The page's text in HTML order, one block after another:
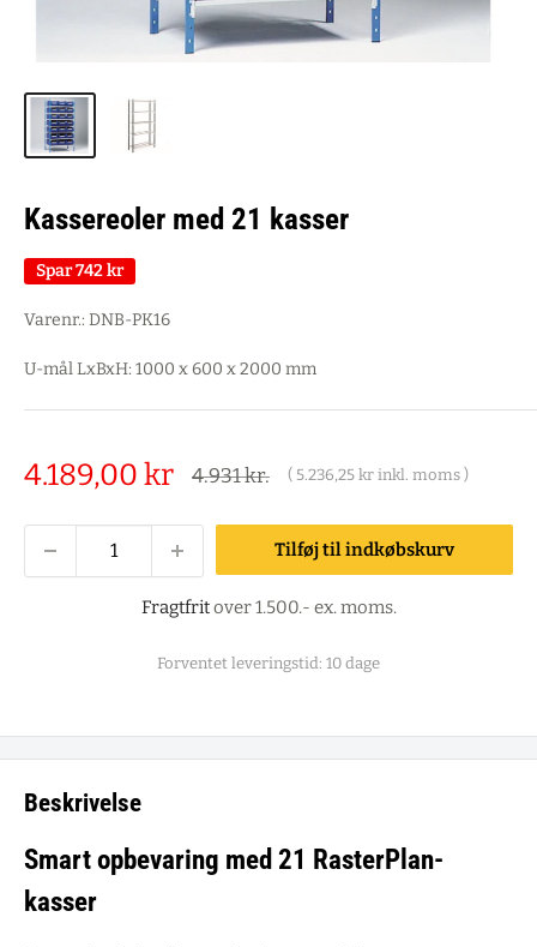
Kassereoler med 21 kasser
Spar742 kr
Varenr.: DNB-PK16
U-mål LxBxH: 1000 x 600 x 2000 mm
Salgspris
4.189,00 kr
Alm.
4.931 kr. ( 5.236,25 kr inkl. moms )
Tilføj til indkøbskurv
Fragtfritover 1.500.- ex. moms.
Forventet leveringstid: 10 dage
Beskrivelse
Smart opbevaring med 21 RasterPlan-
kasser